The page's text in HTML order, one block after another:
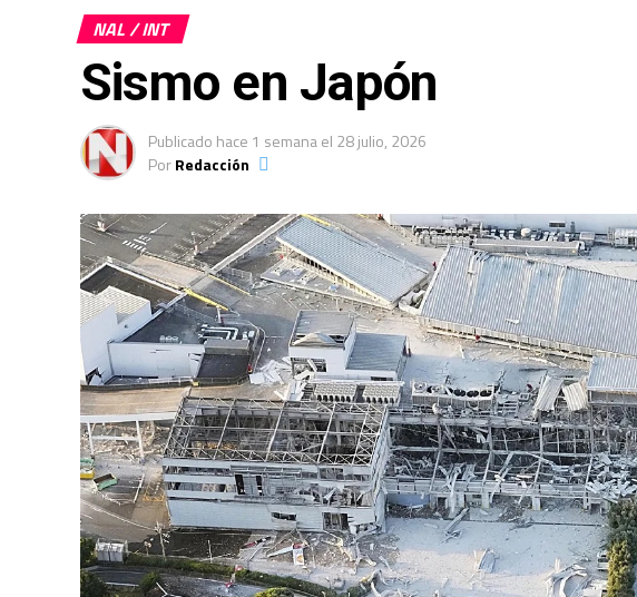
NAL / INT
Sismo en Japón
Publicado hace 1 semanael 28 julio, 2026
PorRedacción